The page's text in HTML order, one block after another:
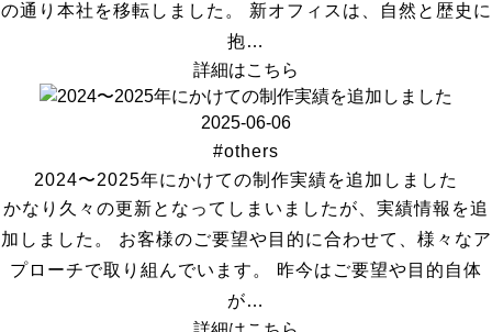
の通り本社を移転しました。 新オフィスは、自然と歴史に
抱…
詳細はこちら
2025-06-06
#others
2024〜2025年にかけての制作実績を追加しました
かなり久々の更新となってしまいましたが、実績情報を追
加しました。 お客様のご要望や目的に合わせて、様々なア
プローチで取り組んでいます。 昨今はご要望や目的自体
が…